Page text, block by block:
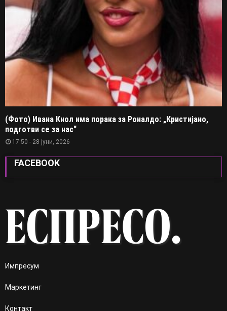
(Фото) Ивана Кнол има порака за Роналдо: „Кристијано,
подготви се за нас“
17:50 - 28 јуни, 2026
FACEBOOK
Импресум
Маркетинг
Контакт